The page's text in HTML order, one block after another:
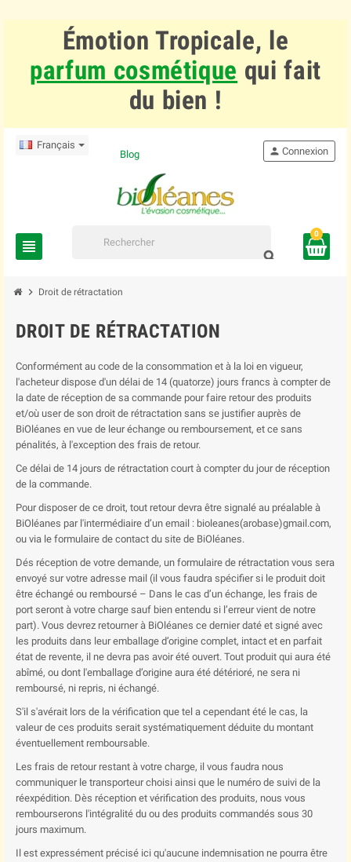
Émotion Tropicale, le
parfum cosmétique qui fait
du bien !
Français
Blog
view_headline
search
person Connexion
0
chevron_right Droit de rétractation
DROIT DE RÉTRACTATION
Conformément au code de la consommation et à la loi en vigueur,
l'acheteur dispose d'un délai de 14 (quatorze) jours francs à compter de
la date de réception de sa commande pour faire retour des produits
et/où user de son droit de rétractation sans se justifier auprès de
BiOléanes en vue de leur échange ou remboursement, et ce sans
pénalités, à l'exception des frais de retour.
Ce délai de 14 jours de rétractation court à compter du jour de réception
de la commande.
Pour disposer de ce droit, tout retour devra être signalé au préalable à
BiOléanes par l'intermédiaire d’un email : bioleanes(arobase)gmail.com,
ou via le formulaire de contact du site de BiOléanes.
Dés réception de votre demande, un formulaire de rétractation vous sera
envoyé sur votre adresse mail (il vous faudra spécifier si le produit doit
être échangé ou remboursé – Dans le cas d’un échange, les frais de
port seront à votre charge sauf bien entendu si l’erreur vient de notre
part). Vous devrez retourner à BiOléanes ce dernier daté et signé avec
les produits dans leur emballage d’origine complet, intact et en parfait
état de revente, il ne devra pas avoir été ouvert. Tout produit qui aura été
abîmé, ou dont l'emballage d’origine aura été détérioré, ne sera ni
remboursé, ni repris, ni échangé.
S'il s'avérait lors de la vérification que tel a cependant été le cas, la
valeur de ces produits serait systématiquement déduite du montant
éventuellement remboursable.
Les frais de retour restant à votre charge, il vous faudra nous
communiquer le transporteur choisi ainsi que le numéro de suivi de la
réexpédition. Dès réception et vérification des produits, nous vous
rembourserons l'intégralité du ou des produits commandés sous 30
jours maximum.
Il est expressément précisé ici qu'aucune indemnisation ne pourra être